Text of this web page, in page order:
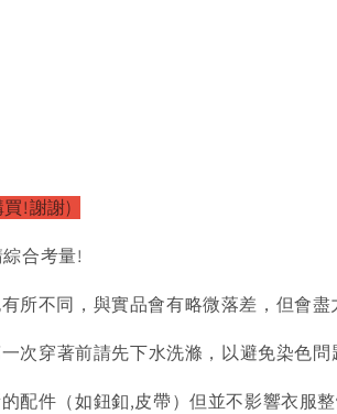
!謝謝)
合考量!
不同，與實品會有略微落差，但會盡
次穿著前請先下水洗滌，以避免染色問
件（如鈕釦,皮帶）但並不影響衣服